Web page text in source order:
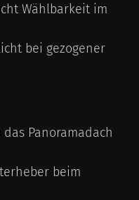
Wählbarkeit im
bei gezogener
Panoramadach
beim